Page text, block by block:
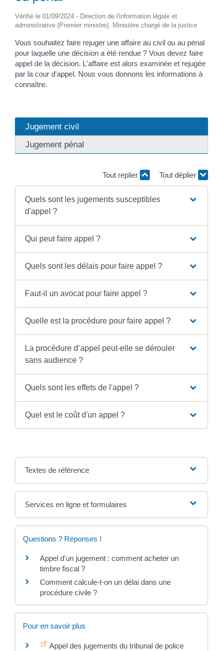
Vérifié le 01/09/2024 - Direction de l'information légale et
administrative (Premier ministre), Ministère chargé de la justice
Vous souhaitez faire rejuger une affaire au civil ou au pénal
pour laquelle une décision a été rendue ? Vous devez faire
appel de la décision. L'affaire est alors examinée et rejugée
par la cour d'appel. Nous vous donnons les informations à
connaître.
Jugement civil
Jugement pénal
Tout replier Tout déplier
Quels sont les jugements susceptibles
d'appel ?
Qui peut faire appel ?
Quels sont les délais pour faire appel ?
Faut-il un avocat pour faire appel ?
Quelle est la procédure pour faire appel ?
La procédure d’appel peut-elle se dérouler
sans audience ?
Quels sont les effets de l'appel ?
Quel est le coût d'un appel ?
Textes de référence
Services en ligne et formulaires
Questions ? Réponses !
Appel d'un jugement : comment acheter un
timbre fiscal ?
Comment calcule-t-on un délai dans une
procédure civile ?
Pour en savoir plus
Appel des jugements du tribunal de police